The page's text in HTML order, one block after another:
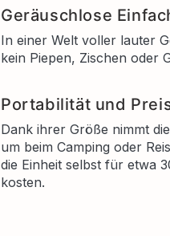
Geräuschlose
In einer Welt voller lauter
kein Piepen, Zischen oder
Portabilität und
Dank ihrer Größe nimmt
um beim Camping oder
die Einheit selbst für etwa
kosten.